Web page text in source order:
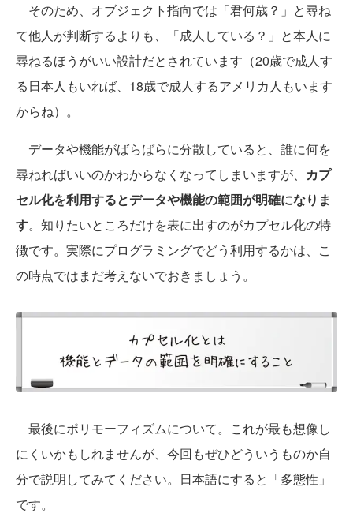
そのため、オブジェクト指向では「君何歳？」と尋ね
て他人が判断するよりも、「成人している？」と本人に
尋ねるほうがいい設計だとされています（20歳で成人す
る日本人もいれば、18歳で成人するアメリカ人もいます
からね）。
データや機能がばらばらに分散していると、誰に何を
尋ねればいいのかわからなくなってしまいますが、 カプ
セル化を利用するとデータや機能の範囲が明確になりま
す。知りたいところだけを表に出すのがカプセル化の特
徴です。実際にプログラミングでどう利用するかは、こ
の時点ではまだ考えないでおきましょう。
最後にポリモーフィズムについて。これが最も想像し
にくいかもしれませんが、今回もぜひどういうものか自
分で説明してみてください。日本語にすると「多態性」
です。